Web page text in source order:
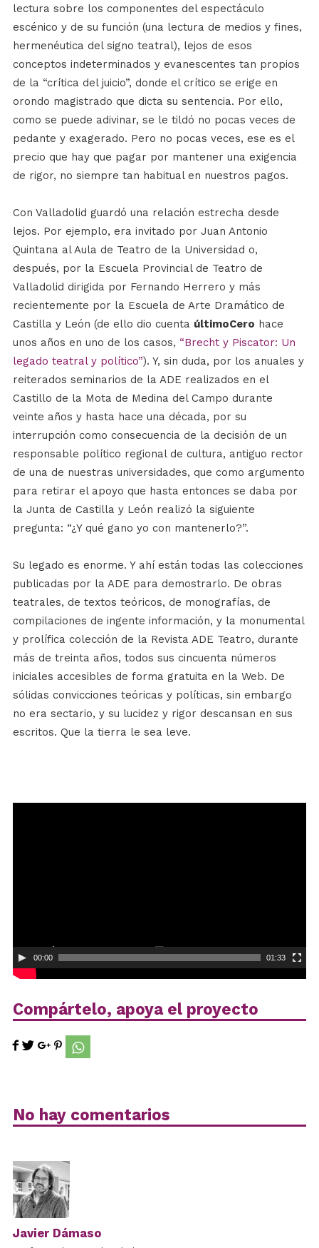
lectura sobre los componentes del espectáculo
escénico y de su función (una lectura de medios y fines,
hermenéutica del signo teatral), lejos de esos
conceptos indeterminados y evanescentes tan propios
de la “crítica del juicio”, donde el crítico se erige en
orondo magistrado que dicta su sentencia. Por ello,
como se puede adivinar, se le tildó no pocas veces de
pedante y exagerado. Pero no pocas veces, ese es el
precio que hay que pagar por mantener una exigencia
de rigor, no siempre tan habitual en nuestros pagos.
Con Valladolid guardó una relación estrecha desde
lejos. Por ejemplo, era invitado por Juan Antonio
Quintana al Aula de Teatro de la Universidad o,
después, por la Escuela Provincial de Teatro de
Valladolid dirigida por Fernando Herrero y más
recientemente por la Escuela de Arte Dramático de
Castilla y León (de ello dio cuenta últimoCero hace
unos años en uno de los casos, “Brecht y Piscator: Un
legado teatral y político”). Y, sin duda, por los anuales y
reiterados seminarios de la ADE realizados en el
Castillo de la Mota de Medina del Campo durante
veinte años y hasta hace una década, por su
interrupción como consecuencia de la decisión de un
responsable político regional de cultura, antiguo rector
de una de nuestras universidades, que como argumento
para retirar el apoyo que hasta entonces se daba por
la Junta de Castilla y León realizó la siguiente
pregunta: “¿Y qué gano yo con mantenerlo?”.
Su legado es enorme. Y ahí están todas las colecciones
publicadas por la ADE para demostrarlo. De obras
teatrales, de textos teóricos, de monografías, de
compilaciones de ingente información, y la monumental
y prolífica colección de la Revista ADE Teatro, durante
más de treinta años, todos sus cincuenta números
iniciales accesibles de forma gratuita en la Web. De
sólidas convicciones teóricas y políticas, sin embargo
no era sectario, y su lucidez y rigor descansan en sus
escritos. Que la tierra le sea leve.
00:00 01:33
Compártelo, apoya el proyecto
No hay comentarios
Javier Dámaso